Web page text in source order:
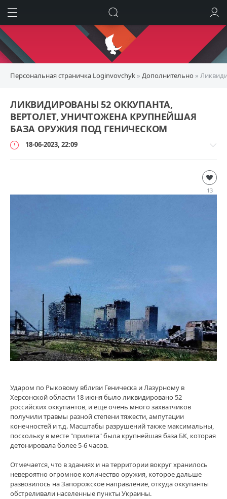
Персональная страничка Loginvovchyk » Дополнительно »
ЛИКВИДИРОВАНЫ 52 ОККУПАНТА,
ВЕРТОЛЕТ, УНИЧТОЖЕНА КРУПНЕЙШАЯ
БАЗА ОРУЖИЯ ПОД ГЕНИЧЕСКОМ
18-06-2023, 22:09
13
Ударом по Рыковому вблизи Геническа и Лазурному в
Херсонской области 18 июня было ликвидировано 52
российских оккупантов, и еще очень много захватчиков
получили травмы разной степени тяжести, ампутации
конечностей и т.д. Масштабы разрушений также максимальны,
поскольку в месте "прилета" была крупнейшая база БК, которая
детонировала более 5-6 часов.
Отмечается, что в зданиях и на территории вокруг хранилось
невероятно огромное количество оружия, которое дальше
развозилось на Запорожское направление, откуда оккупанты
обстреливали населенные пункты Украины.